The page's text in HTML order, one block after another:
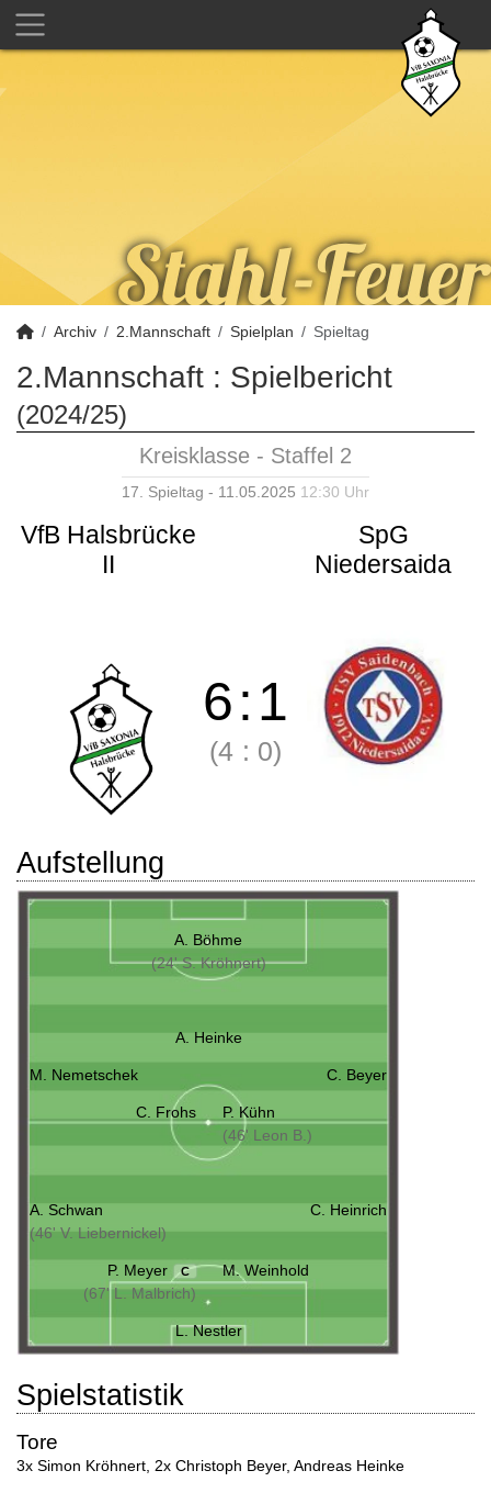
Archiv 2.Mannschaft Spielplan Spieltag
2.Mannschaft : Spielbericht
(2024/25)
Kreisklasse - Staffel 2
17. Spieltag - 11.05.2025 12:30 Uhr
VfB Halsbrücke
II
SpG
Niedersaida
6:1
(4 : 0)
Aufstellung
A. Böhme
(24' S. Kröhnert)
A. Heinke
M. Nemetschek C. Beyer
C. Frohs
P. Kühn
(46' Leon B.)
A. Schwan
(46' V. Liebernickel)
C. Heinrich
P. Meyer C
(67' L. Malbrich)
M. Weinhold
L. Nestler
Spielstatistik
Tore
3x Simon Kröhnert 2x Christoph Beyer, Andreas Heinke